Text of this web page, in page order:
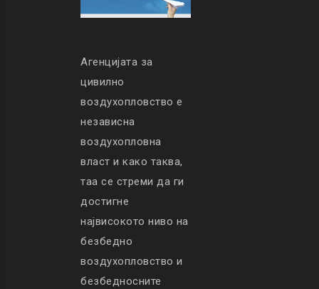
Агенцијата за
цивилно
воздухопловство е
независна
воздухопловна
власт и како таква,
таа се стреми да ги
достигне
највисокото ниво на
безбедно
воздухопловство и
безбедносните